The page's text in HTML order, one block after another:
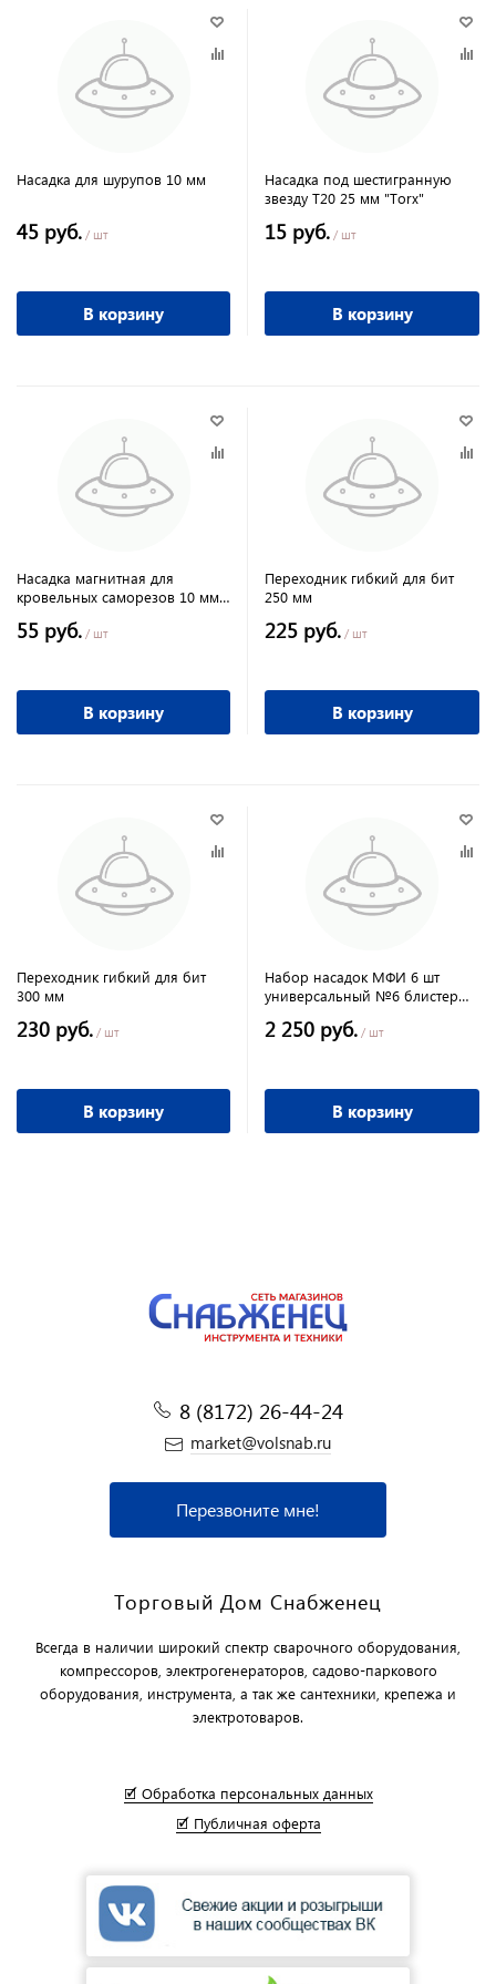
Насадка для шурупов 10 мм
45 руб. / шт
В корзину
Насадка под шестигранную
звезду Т20 25 мм "Torx"
15 руб. / шт
В корзину
Насадка магнитная для
кровельных саморезов 10 мм
55 руб. / шт
В корзину
Переходник гибкий для бит
250 мм
225 руб. / шт
В корзину
Переходник гибкий для бит
300 мм
230 руб. / шт
В корзину
Набор насадок МФИ 6 шт
универсальный №6 блистер
2 250 руб. / шт
В корзину
8 (8172) 26-44-24
market@volsnab.ru
Перезвоните мне!
Торговый Дом Снабженец
Всегда в наличии широкий спектр сварочного оборудования,
компрессоров, электрогенераторов, садово-паркового
оборудования, инструмента, а так же сантехники, крепежа и
электротоваров.
🗹 Обработка персональных данных
🗹 Публичная оферта